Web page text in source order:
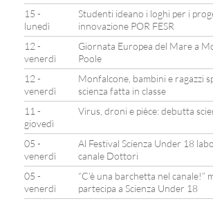
15 -
lunedì
Studenti ideano i loghi per i
innovazione POR FESR
12 -
venerdì
Giornata Europea del Mare a
Poole
12 -
venerdì
Monfalcone, bambini e ragazzi
scienza fatta in classe
11 -
giovedì
Virus, droni e pièce: debutta
05 -
venerdì
Al Festival Scienza Under 18
canale Dottori
05 -
venerdì
“C’è una barchetta nel canale!”
partecipa a Scienza Under 18